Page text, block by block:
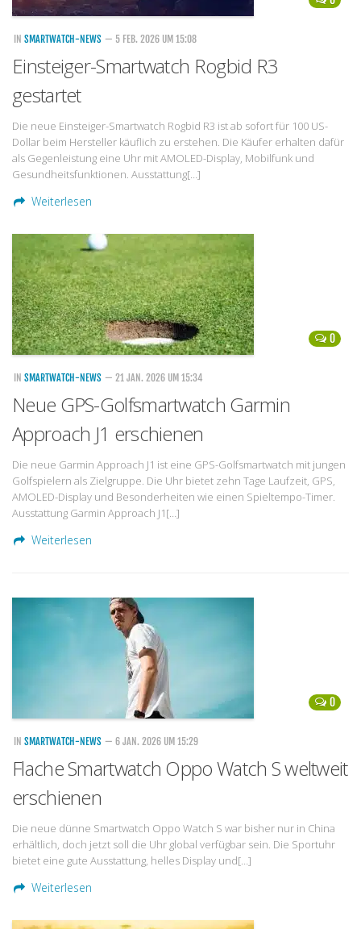
IN SMARTWATCH-NEWS — 5 FEB. 2026 UM 15:08
Einsteiger-Smartwatch Rogbid R3
gestartet
Die neue Einsteiger-Smartwatch Rogbid R3 ist ab sofort für 100 US-
Dollar beim Hersteller käuflich zu erstehen. Die Käufer erhalten dafür
als Gegenleistung eine Uhr mit AMOLED-Display, Mobilfunk und
Gesundheitsfunktionen. Ausstattung[…]
Weiterlesen
0
IN SMARTWATCH-NEWS — 21 JAN. 2026 UM 15:34
Neue GPS-Golfsmartwatch Garmin
Approach J1 erschienen
Die neue Garmin Approach J1 ist eine GPS-Golfsmartwatch mit jungen
Golfspielern als Zielgruppe. Die Uhr bietet zehn Tage Laufzeit, GPS,
AMOLED-Display und Besonderheiten wie einen Spieltempo-Timer.
Ausstattung Garmin Approach J1[…]
Weiterlesen
0
IN SMARTWATCH-NEWS — 6 JAN. 2026 UM 15:29
Flache Smartwatch Oppo Watch S weltweit
erschienen
Die neue dünne Smartwatch Oppo Watch S war bisher nur in China
erhältlich, doch jetzt soll die Uhr global verfügbar sein. Die Sportuhr
bietet eine gute Ausstattung, helles Display und[…]
Weiterlesen